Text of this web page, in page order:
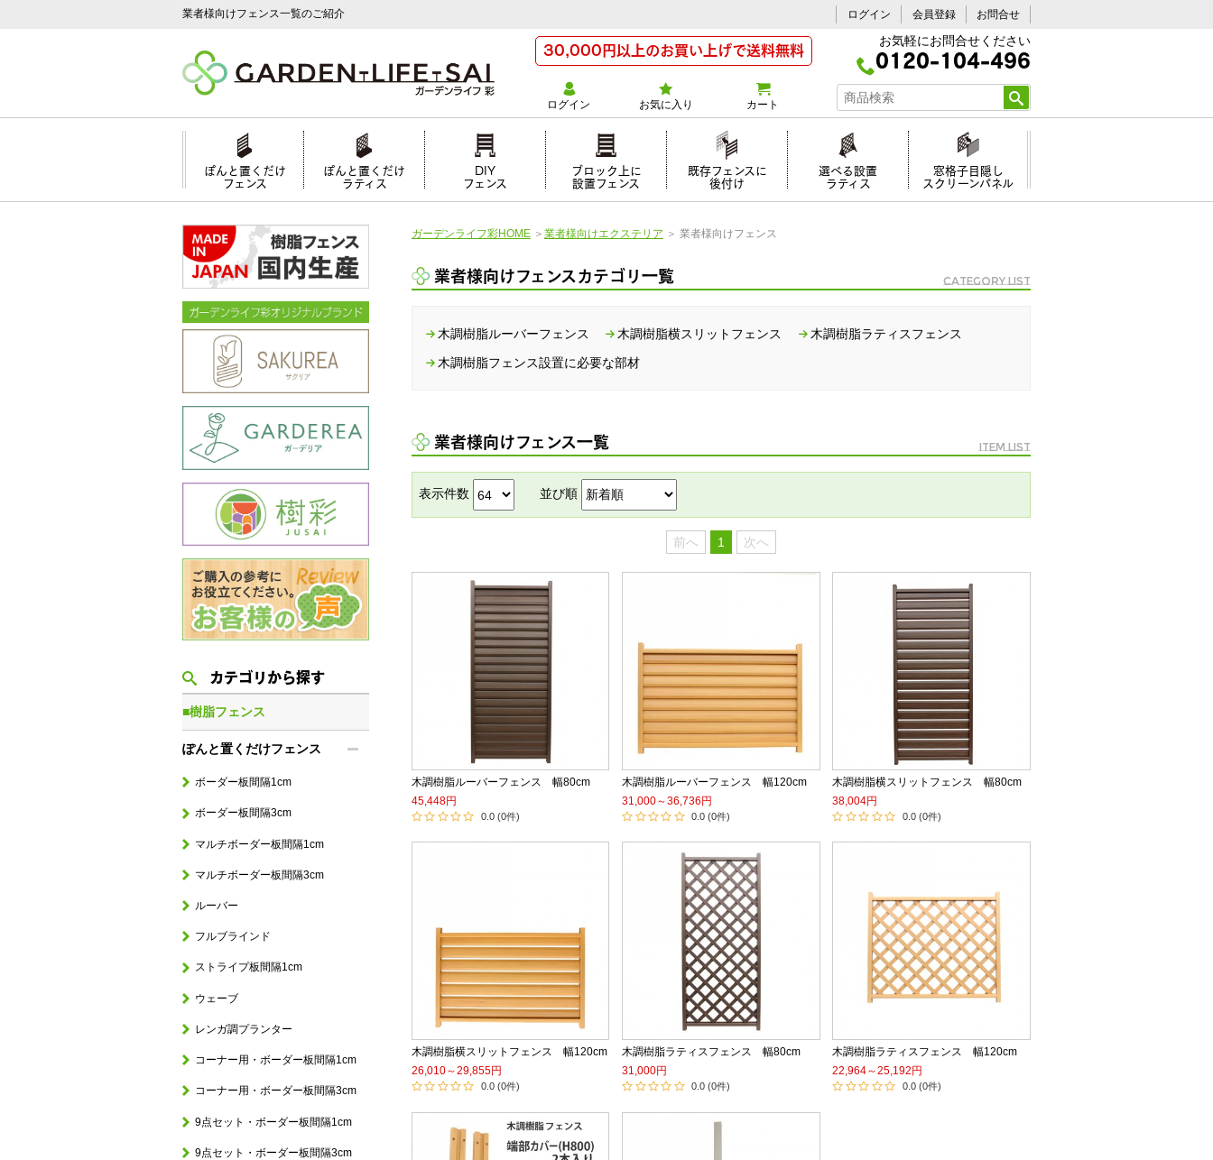
業者様向けフェンス一覧のご紹介 ログイン 会員登録 お問合せ
30,000円以上のお買い上げで送料無料 お気軽にお問合せください
0120-104-496
ログイン お気に入り カート
ぽんと置くだけ
フェンス
ぽんと置くだけ
ラティス
DIY
フェンス
ブロック上に
設置フェンス
既存フェンスに
後付け
選べる設置
ラティス
窓格子目隠し
スクリーンパネル
カテゴリから探す
■樹脂フェンス
ぽんと置くだけフェンス
ボーダー板間隔1cm
ボーダー板間隔3cm
マルチボーダー板間隔1cm
マルチボーダー板間隔3cm
ルーバー
フルブラインド
ストライプ板間隔1cm
ウェーブ
レンガ調プランター
コーナー用・ボーダー板間隔1cm
コーナー用・ボーダー板間隔3cm
9点セット・ボーダー板間隔1cm
9点セット・ボーダー板間隔3cm
ガーデンライフ彩HOME＞ 業者様向けエクステリア ＞ 業者様向けフェンス
業者様向けフェンスカテゴリ一覧 Category list
木調樹脂ルーバーフェンス 木調樹脂横スリットフェンス 木調樹脂ラティスフェンス
木調樹脂フェンス設置に必要な部材
業者様向けフェンス一覧 Item list
表示件数 並び順
前へ 1 次へ
木調樹脂ルーバーフェンス 幅80cm
45,448円
0.0 (0件)
木調樹脂ルーバーフェンス 幅120cm
31,000～36,736円
0.0 (0件)
木調樹脂横スリットフェンス 幅80cm
38,004円
0.0 (0件)
木調樹脂横スリットフェンス 幅120cm
26,010～29,855円
0.0 (0件)
木調樹脂ラティスフェンス 幅80cm
31,000円
0.0 (0件)
木調樹脂ラティスフェンス 幅120cm
22,964～25,192円
0.0 (0件)